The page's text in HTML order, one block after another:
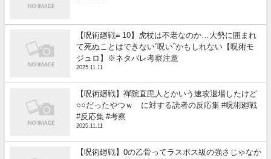
【呪術廻戦≡ 10】虎杖は不老なのか…大勢に囲まれ
て死ぬことはできない”呪い”かもしれない【呪術モ
ジュロ】※ネタバレ考察注意
2025.11.11
【呪術廻戦】禪院直毘人とかいう速攻退場したけど
○○だったやつｗ に対する読者の反応集 #呪術廻戦
#反応集 #考察
2025.11.11
【呪術廻戦】0の乙骨ってラスボス級の強さじゃなか